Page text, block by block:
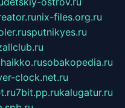
nix-files.org.ru
sputnikyes.ru
haikko.rusobakopedia.ru
clock.net.ru
7bit.pp.rukalugatur.ru